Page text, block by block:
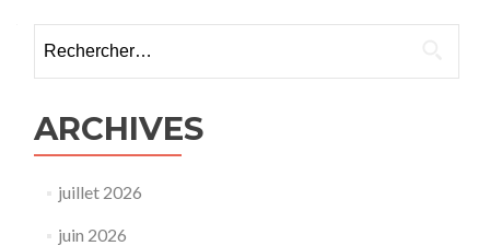
ARCHIVES
juillet 2026
juin 2026